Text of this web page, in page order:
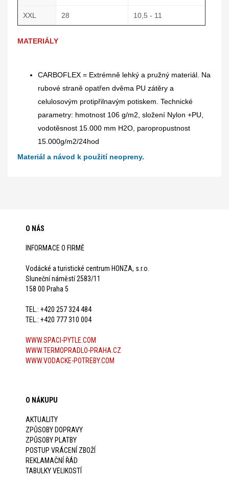
XXL 28 10,5 - 11
MATERIÁLY
CARBOFLEX = Extrémně lehký a pružný materiál. Na
rubové straně opatřen dvěma PU zátěry a
celulosovým protipřilnavým potiskem. Technické
parametry: hmotnost 106 g/m2, složení Nylon +PU,
vodotěsnost 15.000 mm H2O, paropropustnost
15.000g/m2/24hod
Materiál a návod k použití neopreny.
O NÁS
INFORMACE O FIRMĚ
Vodácké a turistické centrum HONZA, s.r.o.
Sluneční náměstí 2583/11
158 00 Praha 5
TEL.: +420 257 324 484
TEL.: +420 777 310 004
WWW.SPACI-PYTLE.COM
WWW.TERMOPRADLO-PRAHA.CZ
WWW.VODACKE-POTREBY.COM
O NÁKUPU
AKTUALITY
ZPŮSOBY DOPRAVY
ZPŮSOBY PLATBY
POSTUP VRÁCENÍ ZBOŽÍ
REKLAMAČNÍ ŘÁD
TABULKY VELIKOSTÍ